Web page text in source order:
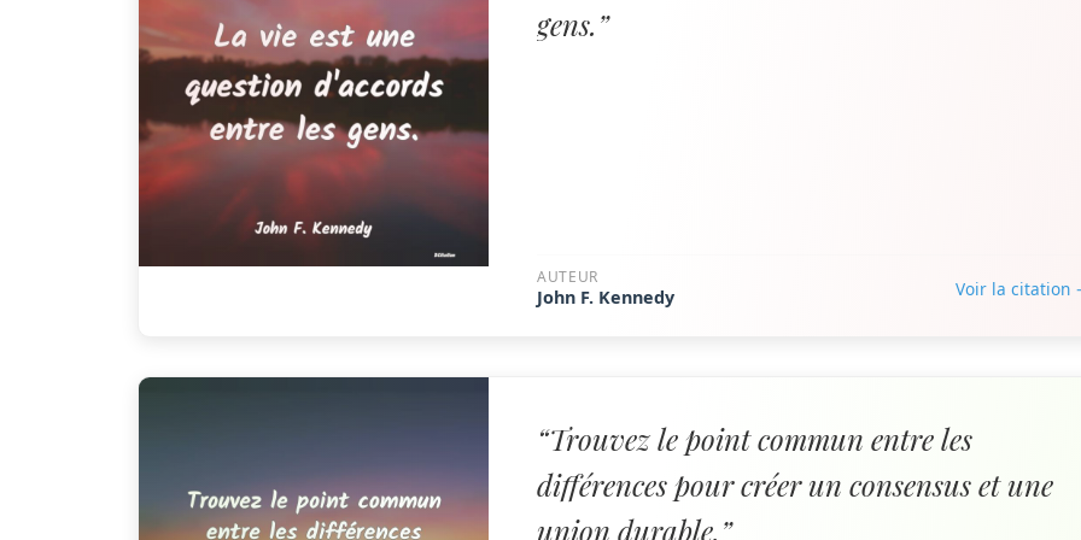
gens.”
AUTEUR
John F. Kennedy Voir la citation
“Trouvez le point commun entre les
différences pour créer un consensus et une
union durable.”